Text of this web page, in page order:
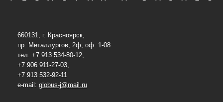
660131, г. Красноярск,
пр. Металлургов, 2ф, оф. 1-08
тел. +7 913 534-80-12,
+7 906 911-27-03,
+7 913 532-92-11
e-mail: globus-j@mail.ru